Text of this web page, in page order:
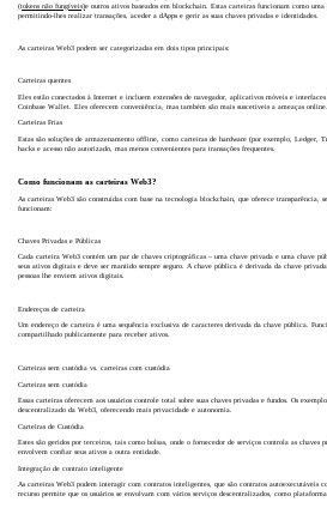
(tokens não fungíveis)e outros ativos baseados em blockchain. Estas carteiras funcionam como
permitindo-lhes realizar transações, aceder a dApps e gerir as suas chaves privadas e identidades.
As carteiras Web3 podem ser categorizadas em dois tipos principais:
Carteiras quentes
Eles estão conectados à Internet e incluem extensões de navegador, aplicativos móveis e
Coinbase Wallet. Eles oferecem conveniência, mas também são mais suscetíveis a ameaças online.
Carteiras Frias
Estas são soluções de armazenamento offline, como carteiras de hardware (por exemplo, Ledger,
hacks e acesso não autorizado, mas menos convenientes para transações frequentes.
Como funcionam as carteiras Web3?
As carteiras Web3 são construídas com base na tecnologia blockchain, que oferece transparência,
funcionam:
Chaves Privadas e Públicas
Cada carteira Web3 contém um par de chaves criptográficas – uma chave privada e uma chave
seus ativos digitais e deve ser mantido sempre seguro. A chave pública é derivada da chave
pessoas lhe enviem ativos digitais.
Endereços de carteira
Um endereço de carteira é uma sequência exclusiva de caracteres derivada da chave pública.
compartilhado publicamente para receber ativos.
Carteiras sem custódia vs. carteiras com custódia
Carteiras sem custódia
Essas carteiras oferecem aos usuários controle total sobre suas chaves privadas e fundos. Os
descentralizado da Web3, oferecendo mais privacidade e autonomia.
Carteiras de Custódia
Estes são geridos por terceiros, tais como bolsas, onde o fornecedor de serviços controla as
envolvem confiar seus ativos a outra entidade.
Integração de contrato inteligente
As carteiras Web3 podem interagir com contratos inteligentes, que são contratos autoexecutáveis
recurso permite que os usuários se envolvam com vários serviços descentralizados, como